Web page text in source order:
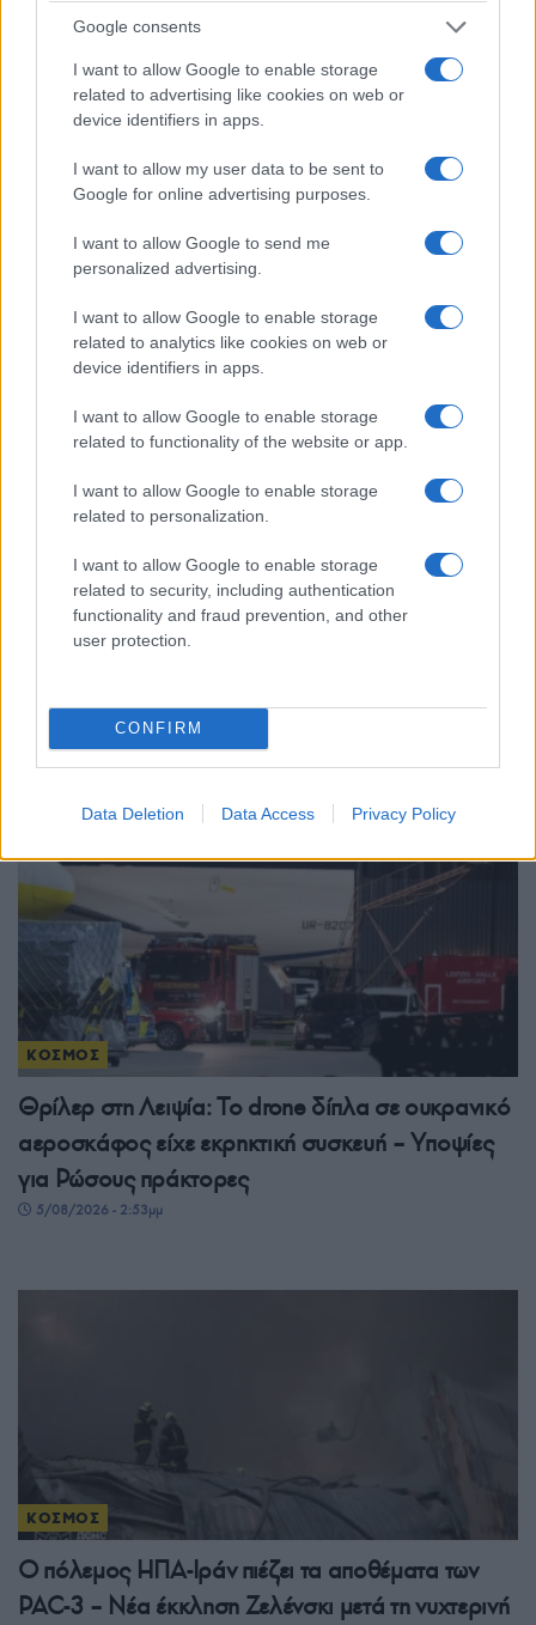
Google consents
I want to allow Google to enable storage
related to advertising like cookies on web or
device identifiers in apps.
I want to allow my user data to be sent to
Google for online advertising purposes.
I want to allow Google to send me
personalized advertising.
I want to allow Google to enable storage
related to analytics like cookies on web or
device identifiers in apps.
I want to allow Google to enable storage
related to functionality of the website or app.
I want to allow Google to enable storage
related to personalization.
I want to allow Google to enable storage
related to security, including authentication
functionality and fraud prevention, and other
user protection.
CONFIRM
Data Deletion Data Access Privacy Policy
ΚΟΣΜΟΣ
Στενά του Ορμούζ: Ιράν και Ομάν συμφώνησαν
πλοίων
ΚΟΣΜΟΣ
Τουρκία: Νομοθετική πρωτοβουλία για ειρήνευση
αναστολή ποινών
5/08/2026 - 4:30μμ
ΚΟΣΜΟΣ
Θρίλερ στη Λειψία: Το drone δίπλα σε ουκρανικό
αεροσκάφος είχε εκρηκτική συσκευή – Υποψίες
για Ρώσους πράκτορες
5/08/2026 - 2:53μμ
ΚΟΣΜΟΣ
Ο πόλεμος ΗΠΑ-Ιράν πιέζει τα αποθέματα των
PAC-3 – Νέα έκκληση Ζελένσκι μετά τη νυχτερινή